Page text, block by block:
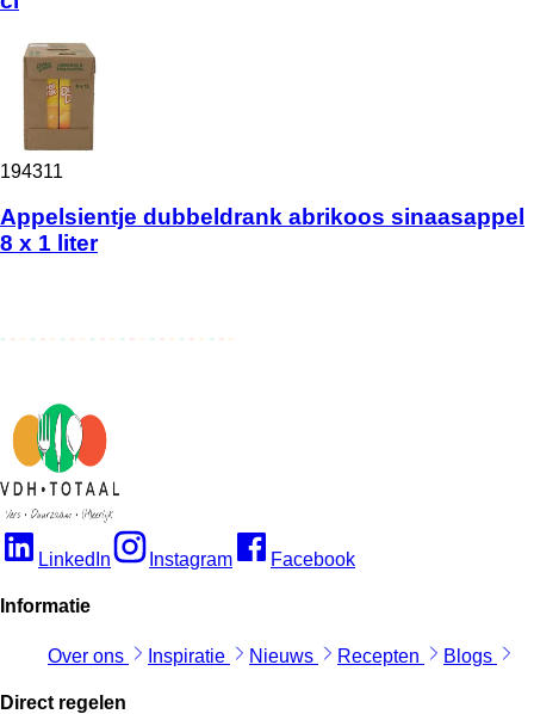
194311
Appelsientje dubbeldrank abrikoos sinaasappel
8 x 1 liter
LinkedIn Instagram Facebook
Informatie
Over ons Inspiratie Nieuws Recepten Blogs
Direct regelen